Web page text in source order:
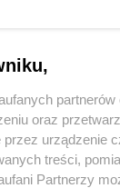
oraz
przez urządzenie
treści,
Partnerzy